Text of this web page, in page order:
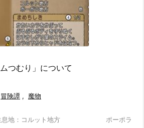
つむり」について
冒険譚 , 魔物
生息地：コルット地方 ポーポラ